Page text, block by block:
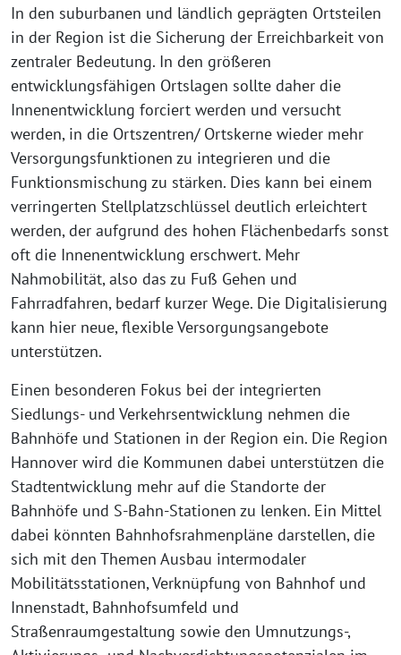
In den suburbanen und ländlich geprägten Ortsteilen
in der Region ist die Sicherung der Erreichbarkeit von
zentraler Bedeutung. In den größeren
entwicklungsfähigen Ortslagen sollte daher die
Innenentwicklung forciert werden und versucht
werden, in die Ortszentren/ Ortskerne wieder mehr
Versorgungsfunktionen zu integrieren und die
Funktionsmischung zu stärken. Dies kann bei einem
verringerten Stellplatzschlüssel deutlich erleichtert
werden, der aufgrund des hohen Flächenbedarfs sonst
oft die Innenentwicklung erschwert. Mehr
Nahmobilität, also das zu Fuß Gehen und
Fahrradfahren, bedarf kurzer Wege. Die Digitalisierung
kann hier neue, flexible Versorgungsangebote
unterstützen.
Einen besonderen Fokus bei der integrierten
Siedlungs- und Verkehrsentwicklung nehmen die
Bahnhöfe und Stationen in der Region ein. Die Region
Hannover wird die Kommunen dabei unterstützen die
Stadtentwicklung mehr auf die Standorte der
Bahnhöfe und S-Bahn-Stationen zu lenken. Ein Mittel
dabei könnten Bahnhofsrahmenpläne darstellen, die
sich mit den Themen Ausbau intermodaler
Mobilitätsstationen, Verknüpfung von Bahnhof und
Innenstadt, Bahnhofsumfeld und
Straßenraumgestaltung sowie den Umnutzungs-,